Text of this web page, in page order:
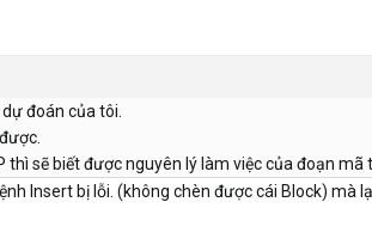
đoán của tôi.
sẽ biết được nguyên lý làm việc của đoạn mã
Insert bị lỗi. (không chèn được cái Block) mà